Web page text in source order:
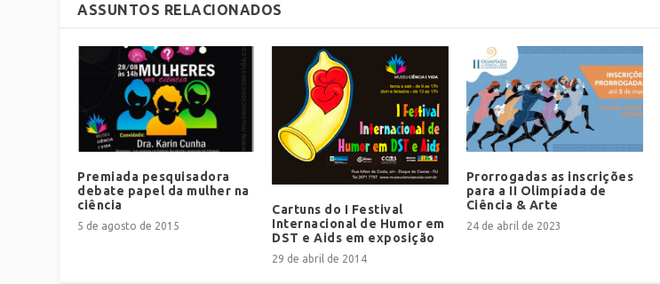
ASSUNTOS RELACIONADOS
Premiada pesquisadora
debate papel da mulher na
ciência
5 de agosto de 2015
Cartuns do I Festival
Internacional de Humor em
DST e Aids em exposição
29 de abril de 2014
Prorrogadas as inscrições
para a II Olimpíada de
Ciência & Arte
24 de abril de 2023